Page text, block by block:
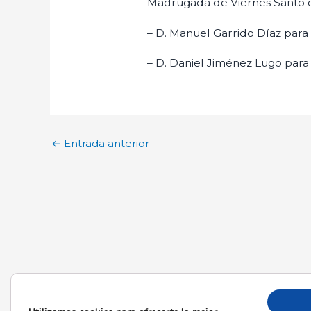
Madrugada de Viernes Santo
– D. Manuel Garrido Díaz
– D. Daniel Jiménez Lugo
← Entrada anterior